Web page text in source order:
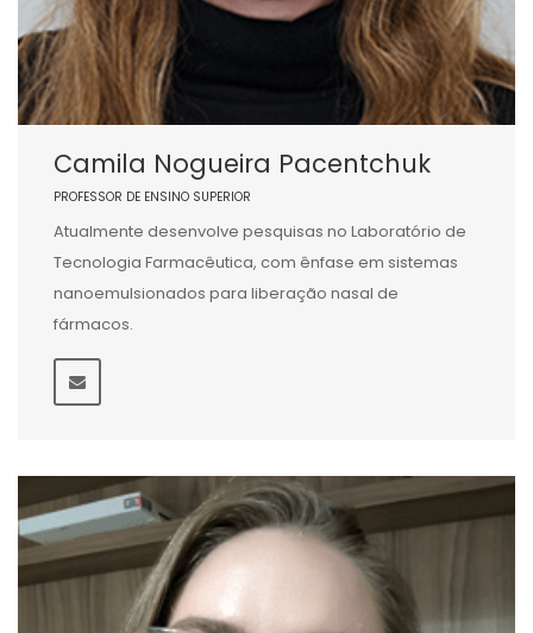
Camila Nogueira Pacentchuk
PROFESSOR DE ENSINO SUPERIOR
Atualmente desenvolve pesquisas no Laboratório de
Tecnologia Farmacêutica, com ênfase em sistemas
nanoemulsionados para liberação nasal de
fármacos.